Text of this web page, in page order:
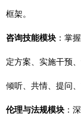
框架。
咨询技能模块 ：掌
定方案、实施干预
倾听、共情、提问
伦理与法规模块 ：